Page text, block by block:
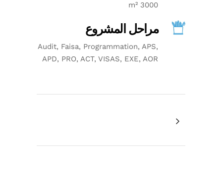
3000 m²
مراحل المشروع
Audit, Faisa, Programmation, APS,
APD, PRO, ACT, VISAS, EXE, AOR